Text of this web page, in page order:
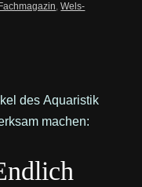
,Wels-
des Aquaristik
machen: